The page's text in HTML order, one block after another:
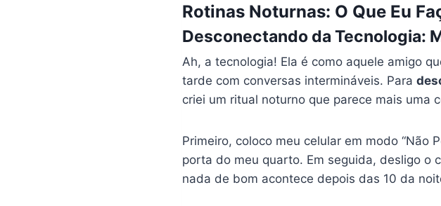
Rotinas Noturnas: O Que Eu
Desconectando da Tecnologia:
Ah, a tecnologia! Ela é como aquele amigo
tarde com conversas intermináveis. Para
criei um ritual noturno que parece mais uma
Primeiro, coloco meu celular em modo “Não
porta do meu quarto. Em seguida, desligo o
nada de bom acontece depois das 10 da